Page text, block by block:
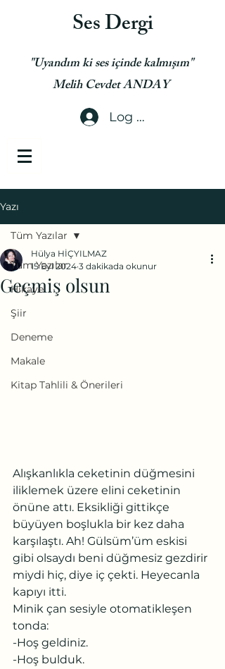
Ses Dergi
"Uyandım ki ses içinde kalmışım"
Melih Cevdet ANDAY
Log In
Yazı
Tüm Yazılar
Hikaye
Şiir
Deneme
Makale
Kitap Tahlili & Önerileri
Tüm Yazılar
Geçmiş olsun
Hülya HİÇYILMAZ
15 Eyl 2024 3 dakikada okunur
Alışkanlıkla ceketinin düğmesini
iliklemek üzere elini ceketinin
önüne attı. Eksikliği gittikçe
büyüyen boşlukla bir kez daha
karşılaştı. Ah! Gülsüm’üm eskisi
gibi olsaydı beni düğmesiz gezdirir
miydi hiç, diye iç çekti. Heyecanla
kapıyı itti.
Minik çan sesiyle otomatikleşen
tonda:
-Hoş geldiniz.
-Hoş bulduk.